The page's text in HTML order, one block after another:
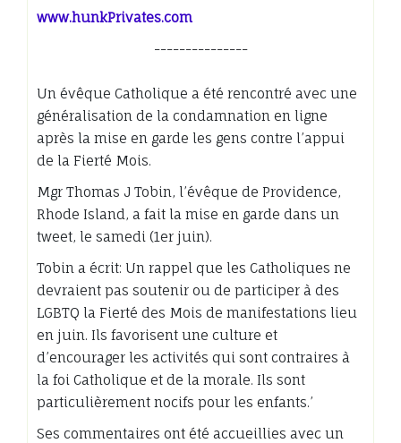
www.hunkPrivates.com
---------------
Un évêque Catholique a été rencontré avec une
généralisation de la condamnation en ligne
après la mise en garde les gens contre l’appui
de la Fierté Mois.
Mgr Thomas J Tobin, l’évêque de Providence,
Rhode Island, a fait la mise en garde dans un
tweet, le samedi (1er juin).
Tobin a écrit: Un rappel que les Catholiques ne
devraient pas soutenir ou de participer à des
LGBTQ la Fierté des Mois de manifestations lieu
en juin. Ils favorisent une culture et
d’encourager les activités qui sont contraires à
la foi Catholique et de la morale. Ils sont
particulièrement nocifs pour les enfants.’
Ses commentaires ont été accueillies avec un